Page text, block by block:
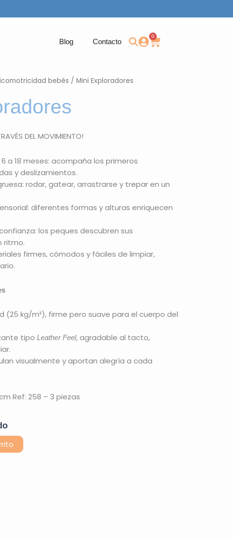
Blog Contacto
0
Carrito
bebés / Mini Exploradores
DEL MOVIMIENTO!
a 18 meses: acompaña los primeros
y deslizamientos.
rodar, gatear, arrastrarse y trepar en un
diferentes formas y alturas enriquecen
los peques descubren sus
ritmo.
firmes, cómodos y fáciles de limpiar,
(25 kg/m³), firme pero suave para el cuerpo del
tipo Leather Feel, agradable al tacto,
visualmente y aportan alegría a cada
Ref: 258 – 3 piezas